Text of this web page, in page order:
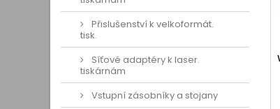
Přislušenství k velkoformát.
tisk.
Síťové adaptéry k laser.
tiskárnám
Vstupní zásobníky a stojany